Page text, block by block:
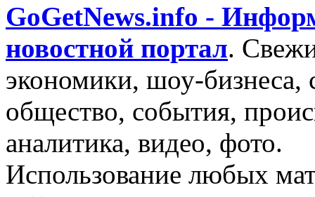
GoGetNews.info -
новостной портал.
экономики, шоу-бизнеса,
общество, события,
аналитика, видео, фото.
Использование любых